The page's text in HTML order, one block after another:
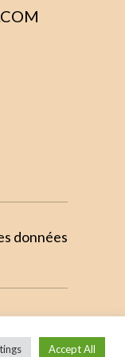
données
Accept All